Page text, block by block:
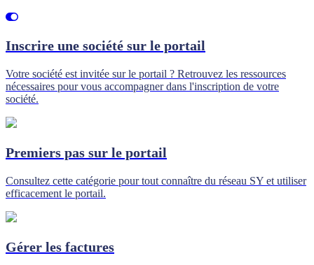
Inscrire une société sur le portail
Votre société est invitée sur le portail ? Retrouvez les ressources
nécessaires pour vous accompagner dans l'inscription de votre
société.
Premiers pas sur le portail
Consultez cette catégorie pour tout connaître du réseau SY et utiliser
efficacement le portail.
Gérer les factures